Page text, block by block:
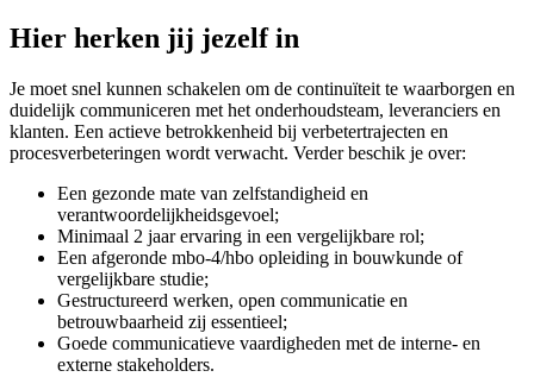
Hier herken jij jezelf in
Je moet snel kunnen schakelen om de continuïteit te waarborgen en
duidelijk communiceren met het onderhoudsteam, leveranciers en
klanten. Een actieve betrokkenheid bij verbetertrajecten en
procesverbeteringen wordt verwacht. Verder beschik je over:
Een gezonde mate van zelfstandigheid en
verantwoordelijkheidsgevoel;
Minimaal 2 jaar ervaring in een vergelijkbare rol;
Een afgeronde mbo-4/hbo opleiding in bouwkunde of
vergelijkbare studie;
Gestructureerd werken, open communicatie en
betrouwbaarheid zij essentieel;
Goede communicatieve vaardigheden met de interne- en
externe stakeholders.